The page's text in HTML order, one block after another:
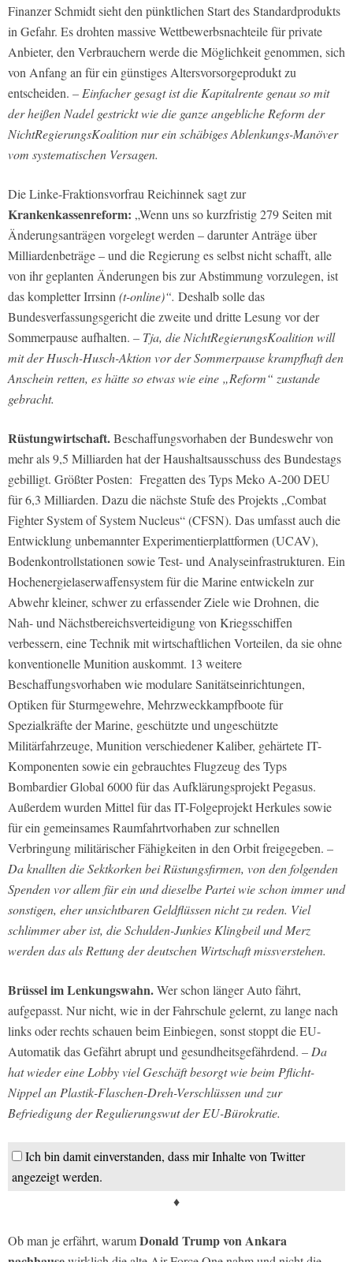
Finanzer Schmidt sieht den pünktlichen Start des Standardprodukts
in Gefahr. Es drohten massive Wettbewerbsnachteile für private
Anbieter, den Verbrauchern werde die Möglichkeit genommen, sich
von Anfang an für ein günstiges Altersvorsorgeprodukt zu
entscheiden. – Einfacher gesagt ist die Kapitalrente genau so mit
der heißen Nadel gestrickt wie die ganze angebliche Reform der
NichtRegierungsKoalition nur ein schäbiges Ablenkungs-Manöver
vom systematischen Versagen.
Die Linke-Fraktionsvorfrau Reichinnek sagt zur
Krankenkassenreform: „Wenn uns so kurzfristig 279 Seiten mit
Änderungsanträgen vorgelegt werden – darunter Anträge über
Milliardenbeträge – und die Regierung es selbst nicht schafft, alle
von ihr geplanten Änderungen bis zur Abstimmung vorzulegen, ist
das kompletter Irrsinn (t-online)“. Deshalb solle das
Bundesverfassungsgericht die zweite und dritte Lesung vor der
Sommerpause aufhalten. – Tja, die NichtRegierungsKoalition will
mit der Husch-Husch-Aktion vor der Sommerpause krampfhaft den
Anschein retten, es hätte so etwas wie eine „Reform“ zustande
gebracht.
Rüstungwirtschaft.Beschaffungsvorhaben der Bundeswehr von
mehr als 9,5 Milliarden hat der Haushaltsausschuss des Bundestags
gebilligt. Größter Posten: Fregatten des Typs Meko A-200 DEU
für 6,3 Milliarden. Dazu die nächste Stufe des Projekts „Combat
Fighter System of System Nucleus“ (CFSN). Das umfasst auch die
Entwicklung unbemannter Experimentierplattformen (UCAV),
Bodenkontrollstationen sowie Test- und Analyseinfrastrukturen. Ein
Hochenergielaserwaffensystem für die Marine entwickeln zur
Abwehr kleiner, schwer zu erfassender Ziele wie Drohnen, die
Nah- und Nächstbereichsverteidigung von Kriegsschiffen
verbessern, eine Technik mit wirtschaftlichen Vorteilen, da sie ohne
konventionelle Munition auskommt. 13 weitere
Beschaffungsvorhaben wie modulare Sanitätseinrichtungen,
Optiken für Sturmgewehre, Mehrzweckkampfboote für
Spezialkräfte der Marine, geschützte und ungeschützte
Militärfahrzeuge, Munition verschiedener Kaliber, gehärtete IT-
Komponenten sowie ein gebrauchtes Flugzeug des Typs
Bombardier Global 6000 für das Aufklärungsprojekt Pegasus.
Außerdem wurden Mittel für das IT-Folgeprojekt Herkules sowie
für ein gemeinsames Raumfahrtvorhaben zur schnellen
Verbringung militärischer Fähigkeiten in den Orbit freigegeben. –
Da knallten die Sektkorken bei Rüstungsfirmen, von den folgenden
Spenden vor allem für ein und dieselbe Partei wie schon immer und
sonstigen, eher unsichtbaren Geldflüssen nicht zu reden. Viel
schlimmer aber ist, die Schulden-Junkies Klingbeil und Merz
werden das als Rettung der deutschen Wirtschaft missverstehen.
Brüssel im Lenkungswahn.Wer schon länger Auto fährt,
aufgepasst. Nur nicht, wie in der Fahrschule gelernt, zu lange nach
links oder rechts schauen beim Einbiegen, sonst stoppt die EU-
Automatik das Gefährt abrupt und gesundheitsgefährdend. – Da
hat wieder eine Lobby viel Geschäft besorgt wie beim Pflicht-
Nippel an Plastik-Flaschen-Dreh-Verschlüssen und zur
Befriedigung der Regulierungswut der EU-Bürokratie.
Ich bin damit einverstanden, dass mir Inhalte von Twitter
angezeigt werden.
♦
Ob man je erfährt, warumDonald Trump von Ankara